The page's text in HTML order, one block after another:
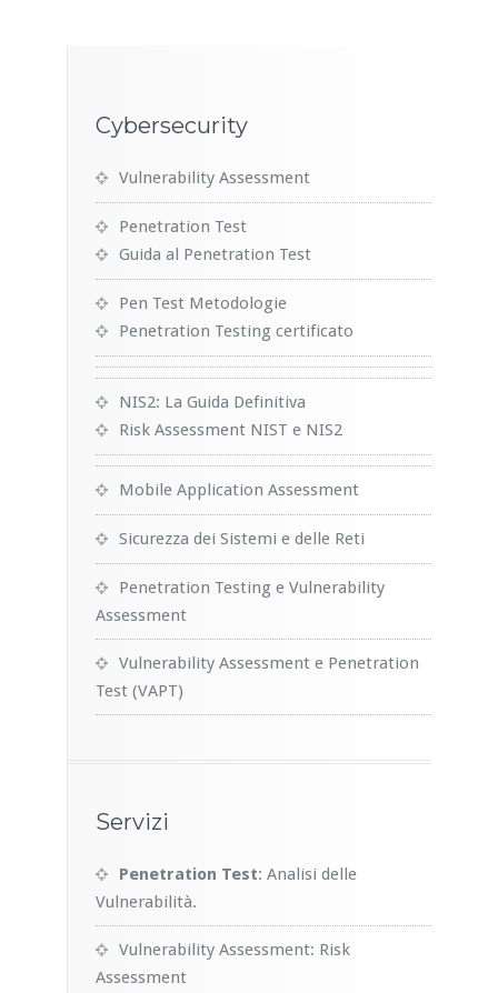
Cybersecurity
Vulnerability Assessment
Penetration Test
Guida al Penetration Test
Pen Test Metodologie
Penetration Testing certificato
NIS2: La Guida Definitiva
Risk Assessment NIST e NIS2
Mobile Application Assessment
Sicurezza dei Sistemi e delle Reti
Penetration Testing e Vulnerability
Assessment
Vulnerability Assessment e Penetration
Test (VAPT)
Servizi
Penetration Test: Analisi delle
Vulnerabilità.
Vulnerability Assessment: Risk
Assessment